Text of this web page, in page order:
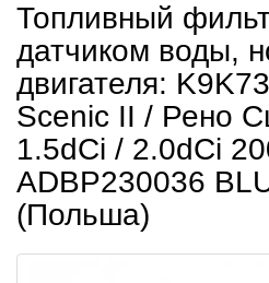
Топливный
датчиком воды,
двигателя:
Scenic II / Рено
1.5dCi / 2.0dCi
ADBP230036
(Польша)